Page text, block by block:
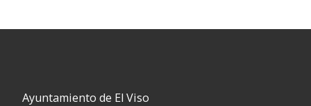
Ayuntamiento de El Viso